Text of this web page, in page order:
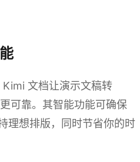
Kimi 文档让演示文稿转
可靠。其智能功能可确保
理想排版，同时节省你的时